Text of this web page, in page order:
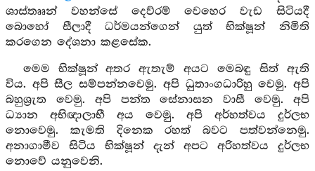
ශාස්තෲන් වහන්සේ දෙව්රම් වෙහෙර වැඩ සිටියදී
බොහෝ සීලාදී ධර්මයන්ගෙන් යුත් භික්ෂූන් නිමිති
කරගෙන දේශනා කළසේක.
මෙම භික්ෂූන් අතර ඇතැම් අයට මෙබඳු සිත් ඇති
විය. අපි සීල සම්පන්නවෙමු. අපි ධුතාංගධාරිහු වෙමු. අපි
බහුශ්‍රැත වෙමු. අපි පන්ත සේනාසන වාසී වෙමු. අපි
ධ්‍යාන අභිඥාලාභී අය වෙමු. අපි අර්හත්වය දුර්ලභ
නොවෙමු. කැමති දිනෙක රහත් බවට පත්වන්නෙමු.
අනාගාමීව සිටිය භික්ෂූන් දැන් අපට අරිහත්වය දුර්ලභ
නොවේ යනුවෙනි.